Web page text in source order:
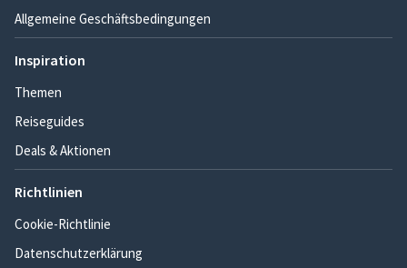
Allgemeine Geschäftsbedingungen
Inspiration
Themen
Reiseguides
Deals & Aktionen
Richtlinien
Cookie-Richtlinie
Datenschutzerklärung